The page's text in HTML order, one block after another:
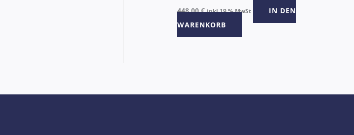
448,00€ inkl 19 % MwSt
IN DEN
WARENKORB